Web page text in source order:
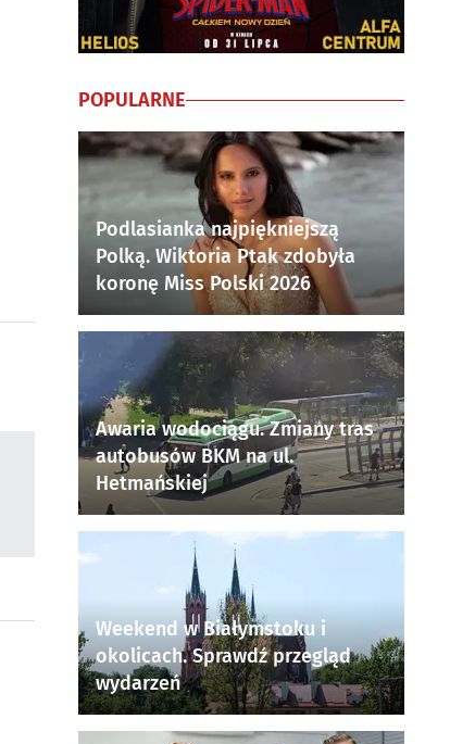
POPULARNE
Podlasianka najpiękniejszą
Polką. Wiktoria Ptak zdobyła
koronę Miss Polski 2026
Awaria wodociągu. Zmiany tras
autobusów BKM na ul.
Hetmańskiej
Weekend w Białymstoku i
okolicach. Sprawdź przegląd
wydarzeń